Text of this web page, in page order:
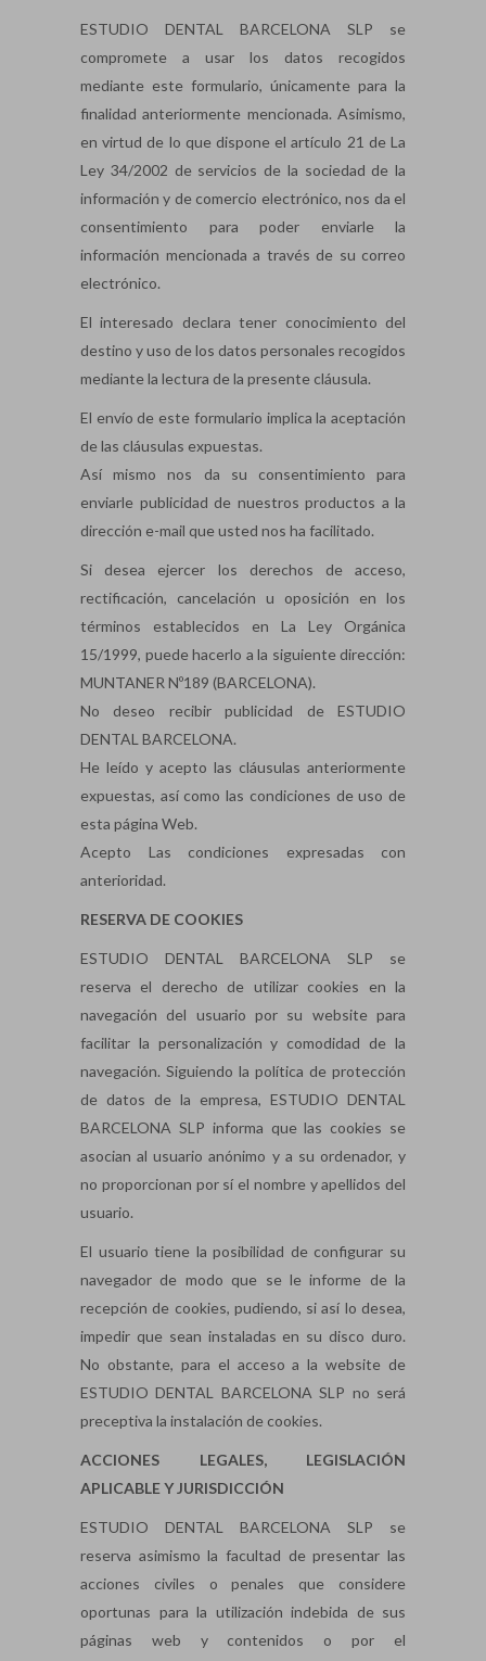
ESTUDIO DENTAL BARCELONA SLP se
compromete a usar los datos recogidos
mediante este formulario, únicamente para la
finalidad anteriormente mencionada. Asimismo,
en virtud de lo que dispone el artículo 21 de La
Ley 34/2002 de servicios de la sociedad de la
información y de comercio electrónico, nos da el
consentimiento para poder enviarle la
información mencionada a través de su correo
electrónico.
El interesado declara tener conocimiento del
destino y uso de los datos personales recogidos
mediante la lectura de la presente cláusula.
El envío de este formulario implica la aceptación
de las cláusulas expuestas.
Así mismo nos da su consentimiento para
enviarle publicidad de nuestros productos a la
dirección e-mail que usted nos ha facilitado.
Si desea ejercer los derechos de acceso,
rectificación, cancelación u oposición en los
términos establecidos en La Ley Orgánica
15/1999, puede hacerlo a la siguiente dirección:
MUNTANER Nº189 (BARCELONA).
No deseo recibir publicidad de ESTUDIO
DENTAL BARCELONA.
He leído y acepto las cláusulas anteriormente
expuestas, así como las condiciones de uso de
esta página Web.
Acepto Las condiciones expresadas con
anterioridad.
RESERVA DE COOKIES
ESTUDIO DENTAL BARCELONA SLP se
reserva el derecho de utilizar cookies en la
navegación del usuario por su website para
facilitar la personalización y comodidad de la
navegación. Siguiendo la política de protección
de datos de la empresa, ESTUDIO DENTAL
BARCELONA SLP informa que las cookies se
asocian al usuario anónimo y a su ordenador, y
no proporcionan por sí el nombre y apellidos del
usuario.
El usuario tiene la posibilidad de configurar su
navegador de modo que se le informe de la
recepción de cookies, pudiendo, si así lo desea,
impedir que sean instaladas en su disco duro.
No obstante, para el acceso a la website de
ESTUDIO DENTAL BARCELONA SLP no será
preceptiva la instalación de cookies.
ACCIONES LEGALES, LEGISLACIÓN
APLICABLE Y JURISDICCIÓN
ESTUDIO DENTAL BARCELONA SLP se
reserva asimismo la facultad de presentar las
acciones civiles o penales que considere
oportunas para la utilización indebida de sus
páginas web y contenidos o por el